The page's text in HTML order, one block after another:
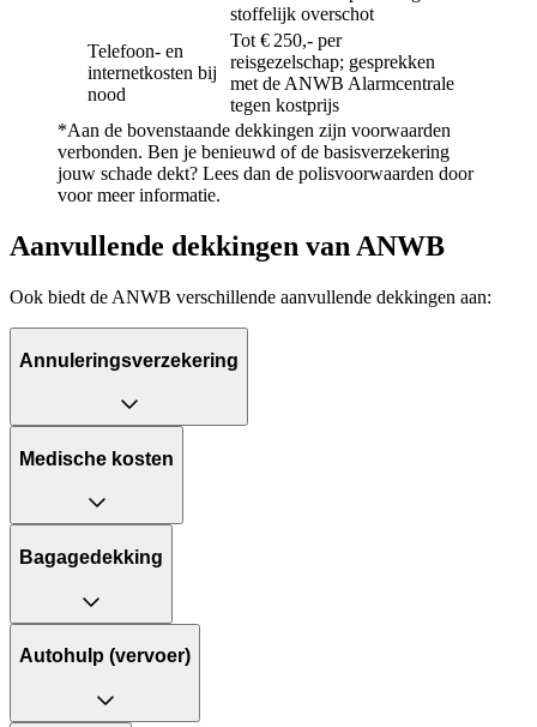
stoffelijk overschot
Telefoon- en
internetkosten bij
nood
Tot € 250,- per
reisgezelschap; gesprekken
met de ANWB Alarmcentrale
tegen kostprijs
*Aan de bovenstaande dekkingen zijn voorwaarden
verbonden. Ben je benieuwd of de basisverzekering
jouw schade dekt? Lees dan de polisvoorwaarden door
voor meer informatie.
Aanvullende dekkingen van ANWB
Ook biedt de ANWB verschillende aanvullende dekkingen aan:
Annuleringsverzekering
Medische kosten
Bagagedekking
Autohulp (vervoer)